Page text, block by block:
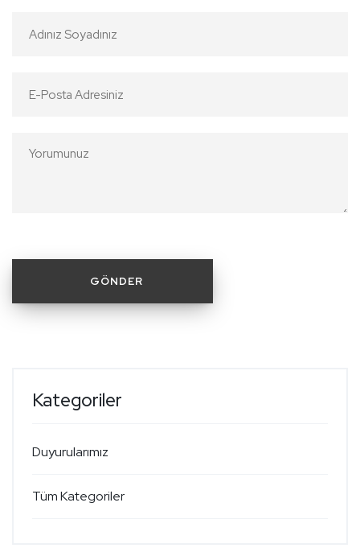
Kategoriler
Duyurularımız
Tüm Kategoriler